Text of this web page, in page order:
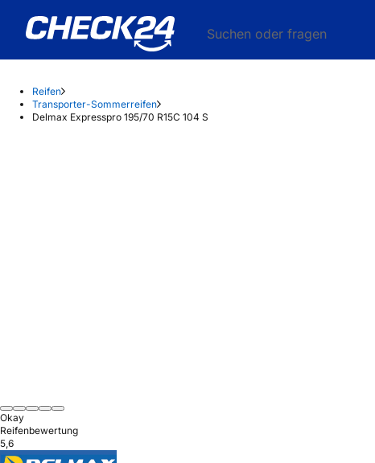
Suchen oder fragen
Reifen
Transporter-Sommerreifen
Delmax Expresspro 195/70 R15C 104 S
Okay
Reifenbewertung
5,6